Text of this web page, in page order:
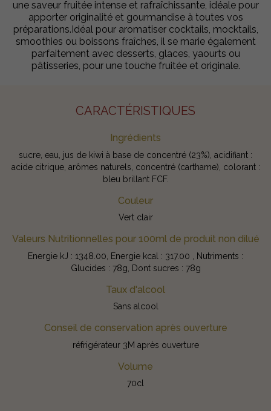
une saveur fruitée intense et rafraîchissante, idéale pour
apporter originalité et gourmandise à toutes vos
préparations.Idéal pour aromatiser cocktails, mocktails,
smoothies ou boissons fraîches, il se marie également
parfaitement avec desserts, glaces, yaourts ou
pâtisseries, pour une touche fruitée et originale.
CARACTÉRISTIQUES
Ingrédients
sucre, eau, jus de kiwi à base de concentré (23%), acidifiant :
acide citrique, arômes naturels, concentré (carthame), colorant :
bleu brillant FCF.
Couleur
Vert clair
Valeurs Nutritionnelles pour 100ml de produit non dilué
Energie kJ : 1348.00, Energie kcal : 317.00 , Nutriments :
Glucides : 78g, Dont sucres : 78g
Taux d'alcool
Sans alcool
Conseil de conservation après ouverture
réfrigérateur 3M après ouverture
Volume
70cl